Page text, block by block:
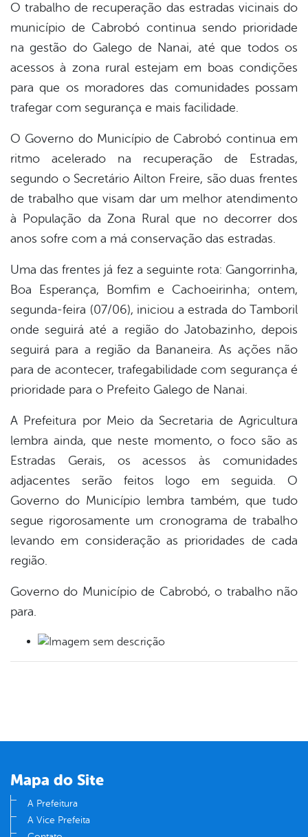
O trabalho de recuperação das estradas vicinais do
município de Cabrobó continua sendo prioridade
na gestão do Galego de Nanai, até que todos os
acessos à zona rural estejam em boas condições
para que os moradores das comunidades possam
trafegar com segurança e mais facilidade.
O Governo do Município de Cabrobó continua em
ritmo acelerado na recuperação de Estradas,
segundo o Secretário Ailton Freire, são duas frentes
de trabalho que visam dar um melhor atendimento
à População da Zona Rural que no decorrer dos
anos sofre com a má conservação das estradas.
Uma das frentes já fez a seguinte rota: Gangorrinha,
Boa Esperança, Bomfim e Cachoeirinha; ontem,
segunda-feira (07/06), iniciou a estrada do Tamboril
onde seguirá até a região do Jatobazinho, depois
seguirá para a região da Bananeira. As ações não
para de acontecer, trafegabilidade com segurança é
prioridade para o Prefeito Galego de Nanai.
A Prefeitura por Meio da Secretaria de Agricultura
lembra ainda, que neste momento, o foco são as
Estradas Gerais, os acessos às comunidades
adjacentes serão feitos logo em seguida. O
Governo do Município lembra também, que tudo
segue rigorosamente um cronograma de trabalho
levando em consideração as prioridades de cada
região.
Governo do Município de Cabrobó, o trabalho não
para.
Mapa do Site
A Prefeitura
A Vice Prefeita